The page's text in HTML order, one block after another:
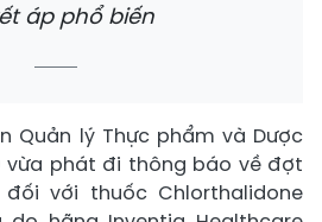
áp phổ biến
Quản lý Thực phẩm và Dược
vừa phát đi thông báo về đợt
với thuốc Chlorthalidone